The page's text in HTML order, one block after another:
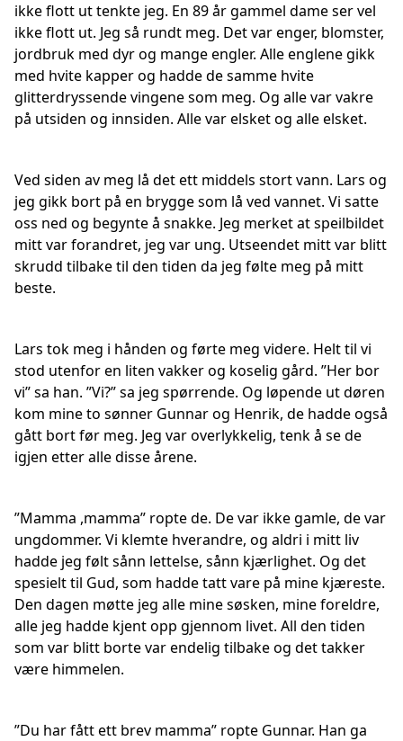
ikke flott ut tenkte jeg. En 89 år gammel dame ser vel
ikke flott ut. Jeg så rundt meg. Det var enger, blomster,
jordbruk med dyr og mange engler. Alle englene gikk
med hvite kapper og hadde de samme hvite
glitterdryssende vingene som meg. Og alle var vakre
på utsiden og innsiden. Alle var elsket og alle elsket.
Ved siden av meg lå det ett middels stort vann. Lars og
jeg gikk bort på en brygge som lå ved vannet. Vi satte
oss ned og begynte å snakke. Jeg merket at speilbildet
mitt var forandret, jeg var ung. Utseendet mitt var blitt
skrudd tilbake til den tiden da jeg følte meg på mitt
beste.
Lars tok meg i hånden og førte meg videre. Helt til vi
stod utenfor en liten vakker og koselig gård. ”Her bor
vi” sa han. ”Vi?” sa jeg spørrende. Og løpende ut døren
kom mine to sønner Gunnar og Henrik, de hadde også
gått bort før meg. Jeg var overlykkelig, tenk å se de
igjen etter alle disse årene.
”Mamma ,mamma” ropte de. De var ikke gamle, de var
ungdommer. Vi klemte hverandre, og aldri i mitt liv
hadde jeg følt sånn lettelse, sånn kjærlighet. Og det
spesielt til Gud, som hadde tatt vare på mine kjæreste.
Den dagen møtte jeg alle mine søsken, mine foreldre,
alle jeg hadde kjent opp gjennom livet. All den tiden
som var blitt borte var endelig tilbake og det takker
være himmelen.
”Du har fått ett brev mamma” ropte Gunnar. Han ga